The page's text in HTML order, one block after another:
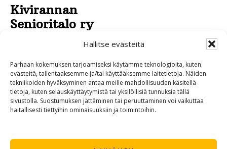
Hallitse evästeitä
Parhaan kokemuksen tarjoamiseksi käytämme teknologioita, kuten
evästeitä, tallentaaksemme ja/tai käyttääksemme laitetietoja. Näiden
tekniikoiden hyväksyminen antaa meille mahdollisuuden käsitellä
tietoja, kuten selauskäyttäytymistä tai yksilöllisiä tunnuksia tällä
sivustolla. Suostumuksen jättäminen tai peruuttaminen voi vaikuttaa
haitallisesti tiettyihin ominaisuuksiin ja toimintoihin.
Kivirannan
Senioritalo ry
040 532 4970
0400 534 595